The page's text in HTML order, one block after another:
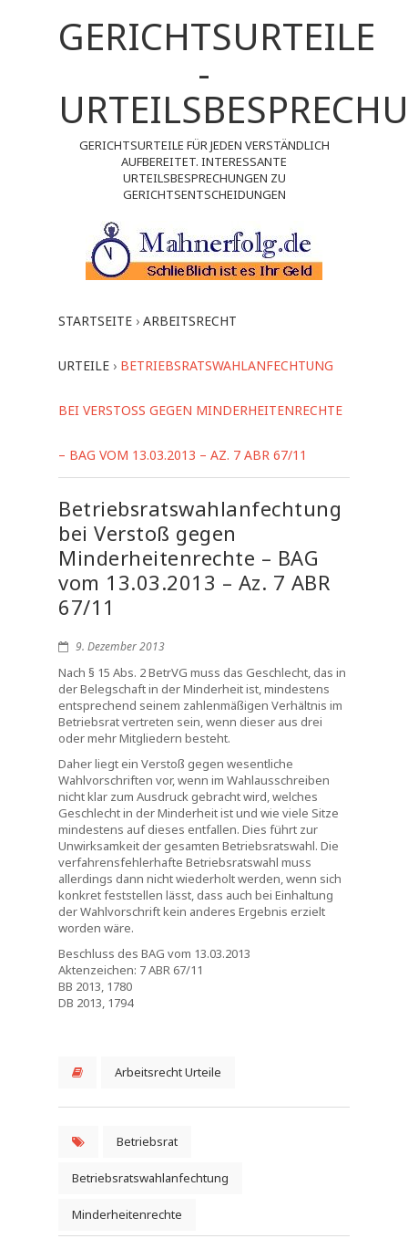
GERICHTSURTEILE
-
GERICHTSURTEILE FÜR JEDEN VERSTÄNDLICH
AUFBEREITET. INTERESSANTE
URTEILSBESPRECHUNGEN ZU
GERICHTSENTSCHEIDUNGEN
STARTSEITE › ARBEITSRECHT
URTEILE › BETRIEBSRATSWAHLANFECHTUNG
BEI VERSTOSS GEGEN MINDERHEITENRECHTE –
BAG VOM 13.03.2013 – AZ. 7 ABR 67/11
Betriebsratswahlanfechtung
bei Verstoß gegen
Minderheitenrechte – BAG
vom 13.03.2013 – Az. 7 ABR
67/11
9. Dezember 2013
Nach § 15 Abs. 2 BetrVG muss das Geschlecht, das in
der Belegschaft in der Minderheit ist, mindestens
entsprechend seinem zahlenmäßigen Verhältnis im
Betriebsrat vertreten sein, wenn dieser aus drei
oder mehr Mitgliedern besteht.
Daher liegt ein Verstoß gegen wesentliche
Wahlvorschriften vor, wenn im Wahlausschreiben
nicht klar zum Ausdruck gebracht wird, welches
Geschlecht in der Minderheit ist und wie viele Sitze
mindestens auf dieses entfallen. Dies führt zur
Unwirksamkeit der gesamten Betriebsratswahl. Die
verfahrensfehlerhafte Betriebsratswahl muss
allerdings dann nicht wiederholt werden, wenn sich
konkret feststellen lässt, dass auch bei Einhaltung
der Wahlvorschrift kein anderes Ergebnis erzielt
worden wäre.
Beschluss des BAG vom 13.03.2013
Aktenzeichen: 7 ABR 67/11
BB 2013, 1780
DB 2013, 1794
Arbeitsrecht Urteile
Betriebsrat
Betriebsratswahlanfechtung
Minderheitenrechte